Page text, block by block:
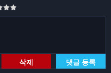
삭제 댓글 등록